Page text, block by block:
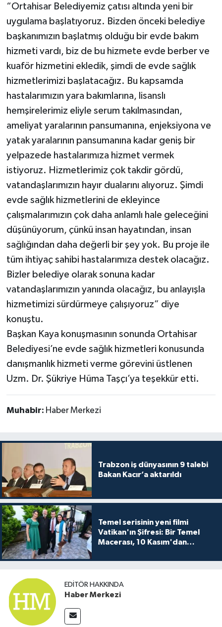
“Ortahisar Belediyemiz çatısı altında yeni bir
uygulama başlatıyoruz. Bizden önceki belediye
başkanımızın başlatmış olduğu bir evde bakım
hizmeti vardı, biz de bu hizmete evde berber ve
kuaför hizmetini ekledik, şimdi de evde sağlık
hizmetlerimizi başlatacağız. Bu kapsamda
hastalarımızın yara bakımlarına, lisanslı
hemşirelerimiz eliyle serum takılmasından,
ameliyat yaralarının pansumanına, enjeksiyona ve
yatak yaralarının pansumanına kadar geniş bir
yelpazede hastalarımıza hizmet vermek
istiyoruz. Hizmetlerimiz çok takdir gördü,
vatandaşlarımızın hayır dualarını alıyoruz. Şimdi
evde sağlık hizmetlerini de ekleyince
çalışmalarımızın çok daha anlamlı hale geleceğini
düşünüyorum, çünkü insan hayatından, insan
sağlığından daha değerli bir şey yok. Bu proje ile
tüm ihtiyaç sahibi hastalarımıza destek olacağız.
Bizler belediye olarak sonuna kadar
vatandaşlarımızın yanında olacağız, bu anlayışla
hizmetimizi sürdürmeye çalışıyoruz” diye
konuştu.
Başkan Kaya konuşmasının sonunda Ortahisar
Belediyesi’ne evde sağlık hizmetleri konusunda
danışmanlık hizmeti verme görevini üstlenen
Uzm. Dr. Şükriye Hüma Taşçı’ya teşekkür etti.
Muhabir: Haber Merkezi
Trabzon iş dünyasının 9 talebi
Bakan Kacır’a aktarıldı
Temel serisinin yeni filmi
Vatikan'ın Şifresi: Bir Temel
Macerası, 10 Kasım'dan
buluşuyo
EDITÖR HAKKINDA
Haber Merkezi